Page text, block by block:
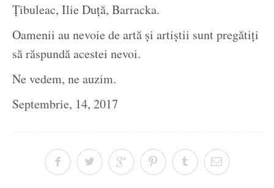
Țibuleac, Ilie Duță, Barracka.
Oamenii au nevoie de artă și artiștii sunt pregătiți
să răspundă acestei nevoi.
Ne vedem, ne auzim.
Septembrie, 14, 2017